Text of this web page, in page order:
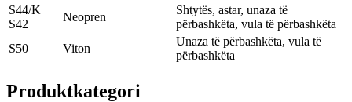
S44/K
S42
Neopren
Shtytës, astar, unaza të
përbashkëta, vula të përbashkëta
S50
Viton
Unaza të përbashkëta, vula të
përbashkëta
Produktkategori